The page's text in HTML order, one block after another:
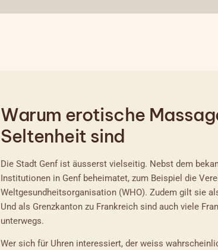
Warum erotische
Seltenheit sind
Die Stadt Genf ist äusserst vielseitig. Nebst dem
Institutionen in Genf beheimatet, zum Beispiel die
Weltgesundheitsorganisation (WHO). Zudem gilt sie
Und als Grenzkanton zu Frankreich sind auch viele
unterwegs.
Wer sich für Uhren interessiert, der weiss